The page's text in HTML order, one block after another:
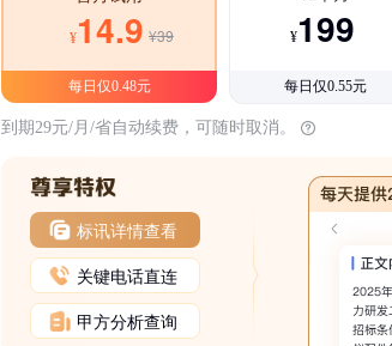
¥14.9 ¥39
每日仅0.48元
¥199
每日仅0.55元
到期29元/月/省自动续费，可随时取消。
标讯详情查看
关键电话直连
甲方分析查询